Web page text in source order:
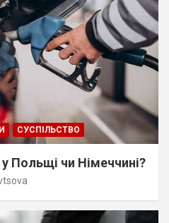
СУСПІЛЬСТВО
Польщі чи Німеччині?